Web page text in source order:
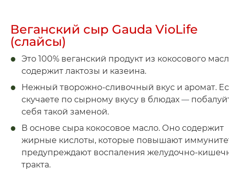
Веганский сыр Gauda VioLife
(слайсы)
Это 100% веганский продукт из кокосового
содержит лактозы и казеина.
Нежный творожно-сливочный вкус и аромат.
скучаете по сырному вкусу в блюдах —
себя такой заменой.
В основе сыра кокосовое масло. Оно содержит
жирные кислоты, которые повышают
предупреждают воспаления желудочно-
тракта.